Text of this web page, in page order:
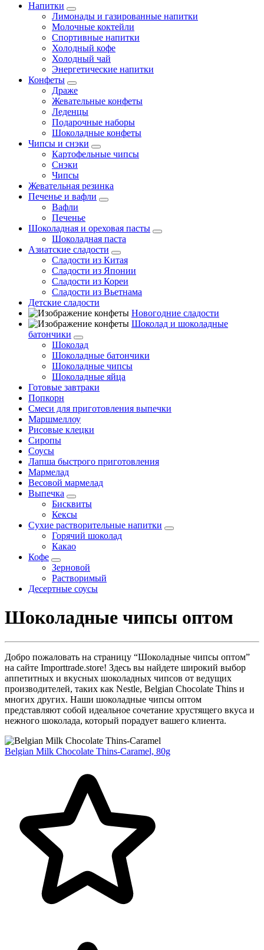
Напитки
Лимонады и газированные напитки
Молочные коктейли
Спортивные напитки
Холодный кофе
Холодный чай
Энергетические напитки
Конфеты
Драже
Жевательные конфеты
Леденцы
Подарочные наборы
Шоколадные конфеты
Чипсы и снэки
Картофельные чипсы
Снэки
Чипсы
Жевательная резинка
Печенье и вафли
Вафли
Печенье
Шоколадная и ореховая пасты
Шоколадная паста
Азиатские сладости
Сладости из Китая
Сладости из Японии
Сладости из Кореи
Сладости из Вьетнама
Детские сладости
Новогодние сладости
Шоколад и шоколадные
батончики
Шоколад
Шоколадные батончики
Шоколадные чипсы
Шоколадные яйца
Готовые завтраки
Попкорн
Смеси для приготовления выпечки
Маршмеллоу
Рисовые клецки
Сиропы
Соусы
Лапша быстрого приготовления
Мармелад
Весовой мармелад
Выпечка
Бисквиты
Кексы
Сухие растворительные напитки
Горячий шоколад
Какао
Кофе
Зерновой
Растворимый
Десертные соусы
Шоколадные чипсы оптом
Добро пожаловать на страницу “Шоколадные чипсы оптом”
на сайте Importtrade.store! Здесь вы найдете широкий выбор
аппетитных и вкусных шоколадных чипсов от ведущих
производителей, таких как Nestle, Belgian Chocolate Thins и
многих других. Наши шоколадные чипсы оптом
представляют собой идеальное сочетание хрустящего вкуса и
нежного шоколада, который порадует вашего клиента.
Belgian Milk Chocolate Thins-Caramel, 80g